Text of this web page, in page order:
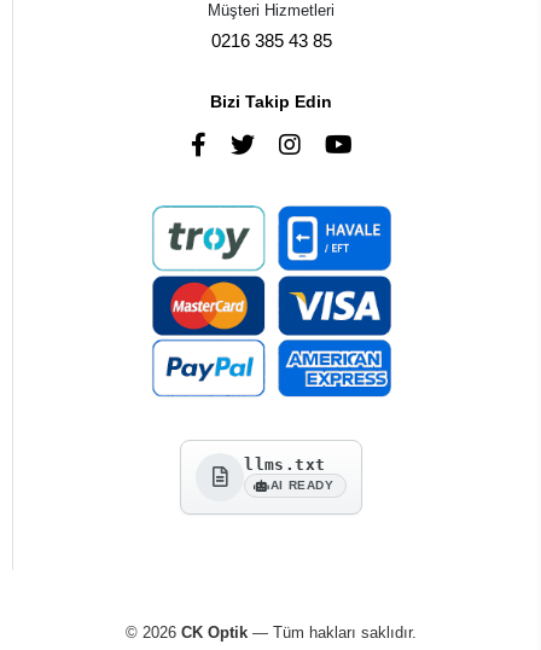
Müşteri Hizmetleri
0216 385 43 85
Bizi Takip Edin
llms.txt
AI READY
© 2026 CK Optik— Tüm hakları saklıdır.